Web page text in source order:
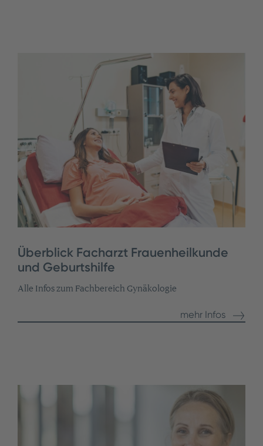
Überblick Facharzt Frauenheilkunde
und Geburtshilfe
Alle Infos zum Fachbereich Gynäkologie
mehr Infos